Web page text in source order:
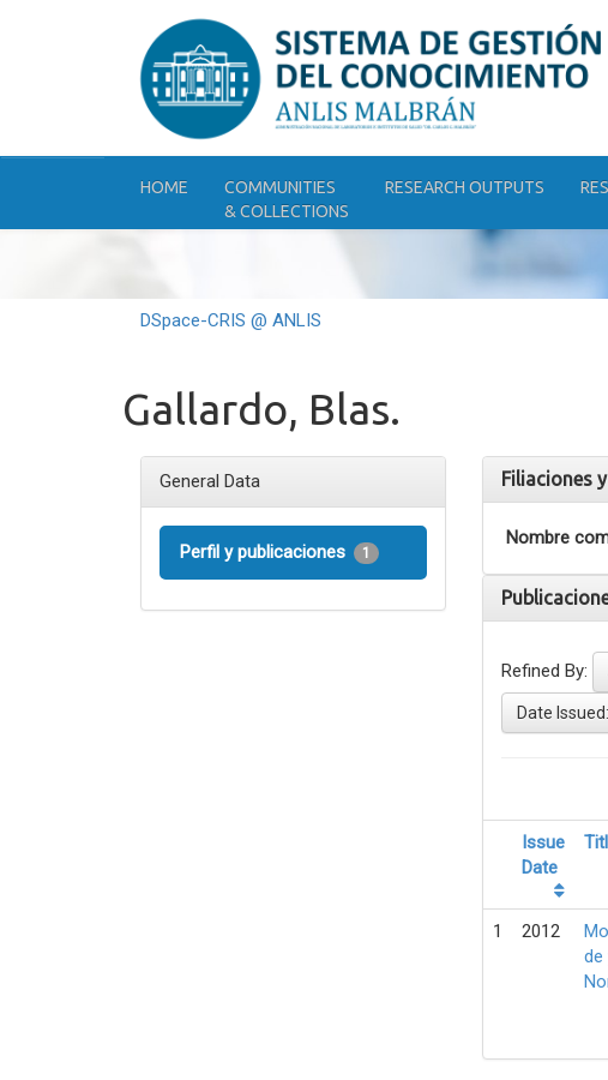
HOME
COMMUNITIES
& COLLECTIONS
RESEARCH OUTPUTS
DSpace-CRIS @ ANLIS
Gallardo, Blas.
General Data
Perfil y publicaciones 1
Filiaciones
Nombre
Refined By:
Date Issued:
Issue
Date
1 2012
de